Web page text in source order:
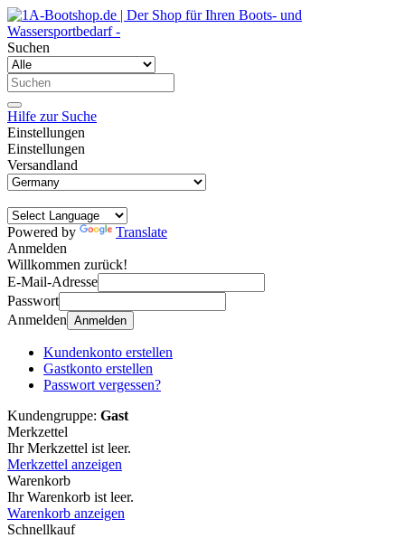
Suchen
Hilfe zur Suche
Einstellungen
Einstellungen
Versandland
Powered by
Translate
Anmelden
Willkommen zurück!
E-Mail-Adresse
Passwort
Anmelden Anmelden
Kundenkonto erstellen
Gastkonto erstellen
Passwort vergessen?
Kundengruppe: Gast
Merkzettel
Ihr Merkzettel ist leer.
Merkzettel anzeigen
Warenkorb
Ihr Warenkorb ist leer.
Warenkorb anzeigen
Schnellkauf